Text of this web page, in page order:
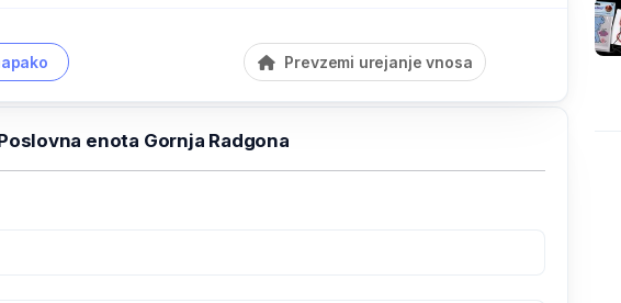
Prevzemi urejanje vnosa
enota Gornja Radgona